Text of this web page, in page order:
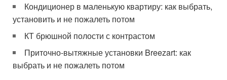
Кондиционер в маленькую квартиру: как выбрать,
установить и не пожалеть потом
КТ брюшной полости с контрастом
Приточно-вытяжные установки Breezart: как
выбрать и не пожалеть потом